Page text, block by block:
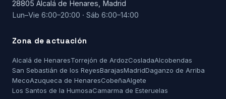
28805 Alcalá de Henares, Madrid
Lun–Vie 6:00–20:00 · Sáb 6:00–14:00
Zona de actuación
Alcalá de HenaresTorrejón de ArdozCosladaAlcobendas
San Sebastián de los ReyesBarajasMadridDaganzo de Arriba
MecoAzuqueca de HenaresCobeñaAlgete
Los Santos de la HumosaCamarma de Esteruelas